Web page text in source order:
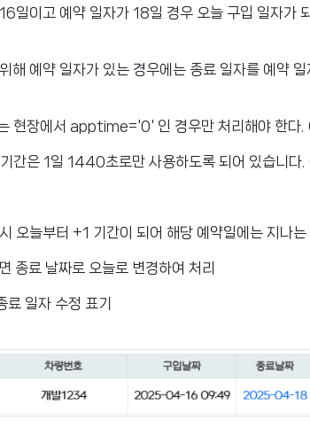
일이고 예약 일자가 18일 경우 오늘 구입 일자가
해 예약 일자가 있는 경우에는 종료 일자를 예약
현장에서 apptime='0' 인 경우만 처리해야 한다.
간은 1일 1440초로만 사용하도록 되어 있습니다.
오늘부터 +1 기간이 되어 해당 예약일에는 지나는
종료 날짜로 오늘로 변경하여 처리
료 일자 수정 표기